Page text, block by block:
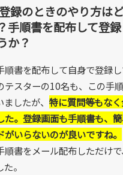
録のときのやり方は
手順書を配布して登
か？
順書を配布して自身で登録
テスターの10名も、この手
ましたが、特に質問等もな
た。登録画面も手順書も、
がいらないのが良いですね。
順書をメール配布しただけ
。